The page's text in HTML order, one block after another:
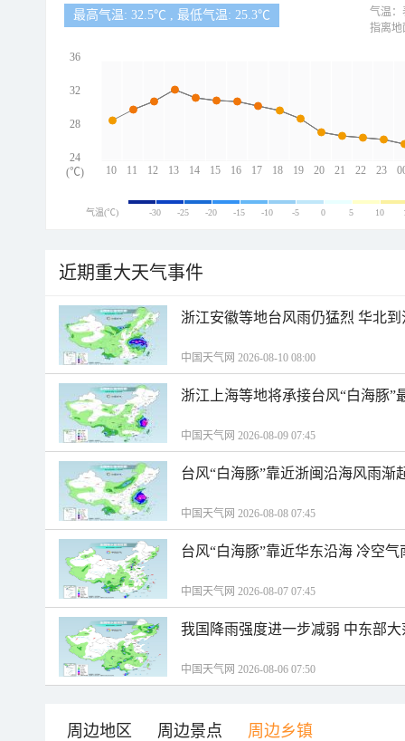
最高气温: 32.5℃ , 最低气温: 25.3℃
10 11 12 13 14 15 16 17 18 19 20 21 22 23
36
32
28
24
(℃)
气温：
指离地
气温(℃) -30 -25 -20 -15 -10 -5 0 5 10
近期重大天气事件
浙江安徽等地台风雨仍猛烈 华北
中国天气网 2026-08-10 08:00
浙江上海等地将承接台风“白海豚”
中国天气网 2026-08-09 07:45
台风“白海豚”靠近浙闽沿海风雨渐
中国天气网 2026-08-08 07:45
台风“白海豚”靠近华东沿海 冷空
中国天气网 2026-08-07 07:45
我国降雨强度进一步减弱 中东部
中国天气网 2026-08-06 07:50
周边地区 周边景点 周边乡镇